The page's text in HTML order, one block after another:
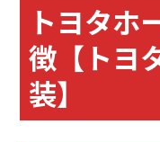
トヨタホ
徴【トヨ
装】